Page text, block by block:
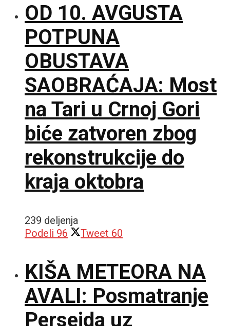
OD 10. AVGUSTA
POTPUNA
OBUSTAVA
SAOBRAĆAJA: Most
na Tari u Crnoj Gori
biće zatvoren zbog
rekonstrukcije do
kraja oktobra
239 deljenja
Podeli 96 Tweet 60
KIŠA METEORA NA
AVALI: Posmatranje
Perseida uz